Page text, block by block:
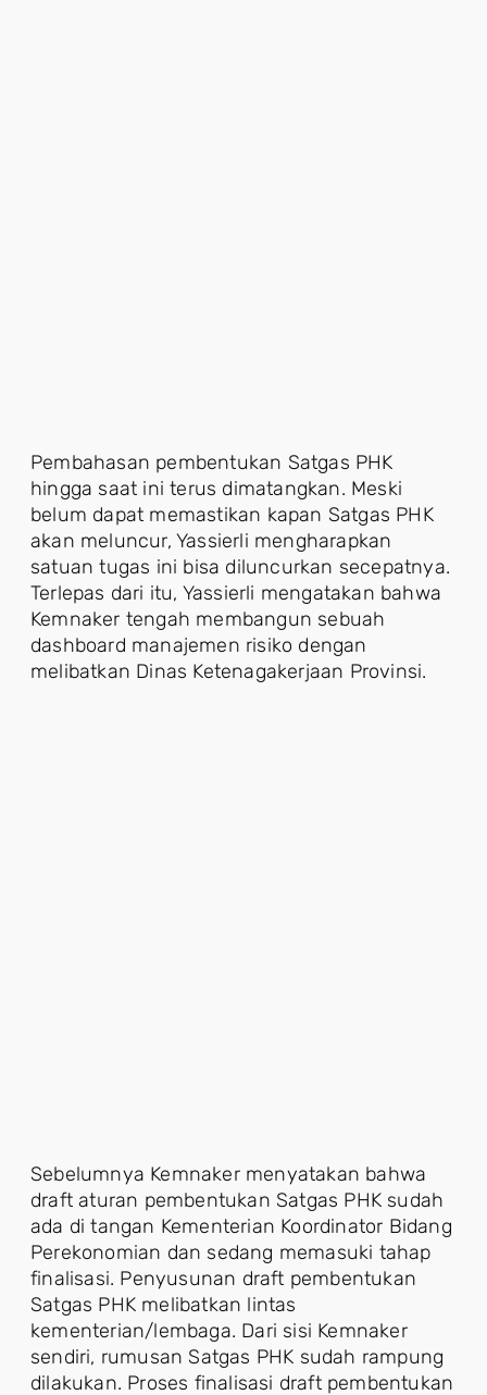
Pembahasan pembentukan Satgas PHK
hingga saat ini terus dimatangkan. Meski
belum dapat memastikan kapan Satgas PHK
akan meluncur, Yassierli mengharapkan
satuan tugas ini bisa diluncurkan secepatnya.
Terlepas dari itu, Yassierli mengatakan bahwa
Kemnaker tengah membangun sebuah
dashboard manajemen risiko dengan
melibatkan Dinas Ketenagakerjaan Provinsi.
Sebelumnya Kemnaker menyatakan bahwa
draft aturan pembentukan Satgas PHK sudah
ada di tangan Kementerian Koordinator Bidang
Perekonomian dan sedang memasuki tahap
finalisasi. Penyusunan draft pembentukan
Satgas PHK melibatkan lintas
kementerian/lembaga. Dari sisi Kemnaker
sendiri, rumusan Satgas PHK sudah rampung
dilakukan. Proses finalisasi draft pembentukan